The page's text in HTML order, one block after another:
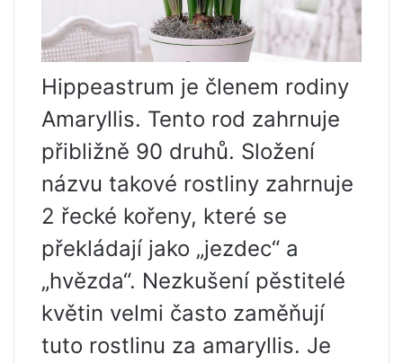
Hippeastrum je členem rodiny
Amaryllis. Tento rod zahrnuje
přibližně 90 druhů. Složení
názvu takové rostliny zahrnuje
2 řecké kořeny, které se
překládají jako „jezdec“ a
„hvězda“. Nezkušení pěstitelé
květin velmi často zaměňují
tuto rostlinu za amaryllis. Je